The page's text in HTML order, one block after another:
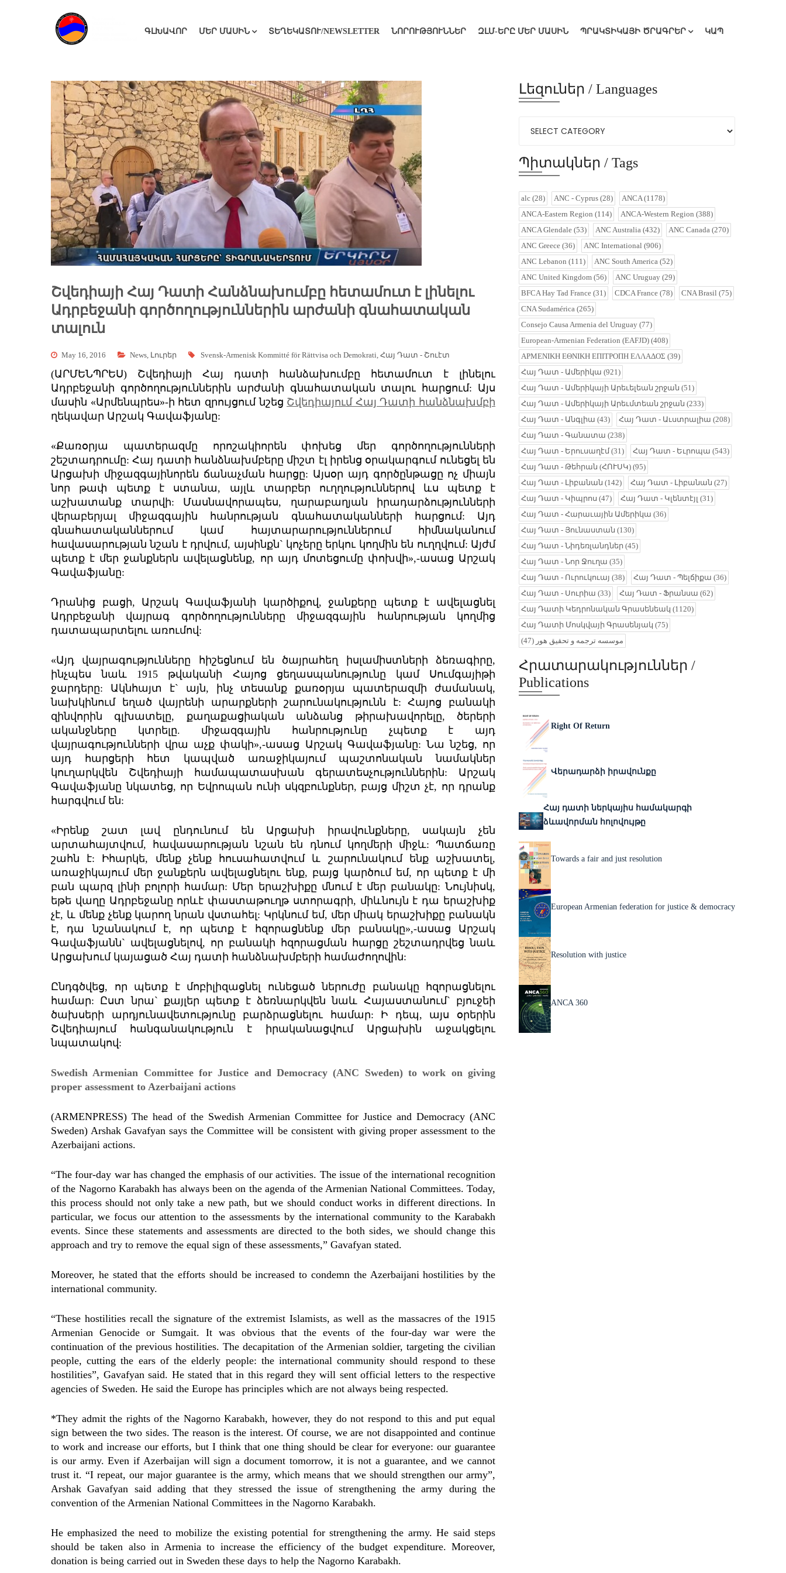
ԳԼԽԱՎՈՐ ՄԵՐ ՄԱՍԻՆ ՏԵՂԵԿԱՏՈՒ/NEWSLETTER ՆՈՐՈՒԹՅՈՒՆՆԵՐ ԶԼՄ-ԵՐԸ ՄԵՐ ՄԱՍԻՆ ՊՐԱԿՏԻԿԱՅԻ ԾՐԱԳՐԵՐ ԿԱՊ
Շվեդիայի Հայ Դատի Հանձնախումբը հետամուտ է լինելու
Ադրբեջանի գործողություններին արժանի գնահատական
տալուն
May 16, 2016 News Լուրեր Svensk-Armenisk Kommitté för Rättvisa och Demokrati Հայ Դատ - Շուէտ
(ԱՐՄԵՆՊՐԵՍ) Շվեդիայի Հայ դատի հանձախումբը հետամուտ է լինելու
Ադրբեջանի գործողություններին արժանի գնահատական տալու հարցում: Այս
մասին «Արմենպրես»-ի հետ զրույցում նշեց Շվեդիայում Հայ Դատի հանձնախմբի
ղեկավար Արշակ Գավաֆյանը:
«Քառօրյա պատերազմը որոշակիորեն փոխեց մեր գործողությունների
շեշտադրումը: Հայ դատի հանձնախմբերը միշտ էլ իրենց օրակարգում ունեցել են
Արցախի միջազգայինորեն ճանաչման հարցը: Այսօր այդ գործընթացը ոչ միայն
նոր թափ պետք է ստանա, այլև տարբեր ուղղություններով ևս պետք է
աշխատանք տարվի: Մասնավորապես, ղարաբաղյան իրադարձությունների
վերաբերյալ միջազգային հանրության գնահատականների հարցում: Այդ
գնահատականներում կամ հայտարարություններում հիմնականում
հավասարության նշան է դրվում, այսինքն` կոչերը երկու կողմին են ուղղվում: Այժմ
պետք է մեր ջանքներն ավելացնենք, որ այդ մոտեցումը փոխվի»,-ասաց Արշակ
Գավաֆյանը:
Դրանից բացի, Արշակ Գավաֆյանի կարծիքով, ջանքերը պետք է ավելացնել
Ադրբեջանի վայրագ գործողությունները միջազգային հանրության կողմից
դատապարտելու առումով:
«Այդ վայրագությունները հիշեցնում են ծայրահեղ իսլամիստների ձեռագիրը,
ինչպես նաև 1915 թվականի Հայոց ցեղասպանությունը կամ Սումգայիթի
ջարդերը: Ակնհայտ է` այն, ինչ տեսանք քառօրյա պատերազմի ժամանակ,
նախկինում եղած վայրենի արարքների շարունակությունն է: Հայոց բանակի
զինվորին գլխատելը, քաղաքացիական անձանց թիրախավորելը, ծերերի
ականջները կտրելը. միջազգային հանրությունը չպետք է այդ
վայրագությունների վրա աչք փակի»,-ասաց Արշակ Գավաֆյանը: Նա նշեց, որ
այդ հարցերի հետ կապված առաջիկայում պաշտոնական նամակներ
կուղարկվեն Շվեդիայի համապատասխան գերատեսչություններին: Արշակ
Գավաֆյանը նկատեց, որ Եվրոպան ունի սկզբունքներ, բայց միշտ չէ, որ դրանք
հարգվում են:
«Իրենք շատ լավ ընդունում են Արցախի իրավունքները, սակայն չեն
արտահայտվում, հավասարության նշան են դնում կողմերի միջև: Պատճառը
շահն է: Իհարկե, մենք չենք հուսահատվում և շարունակում ենք աշխատել,
առաջիկայում մեր ջանքերն ավելացնելու ենք, բայց կարծում եմ, որ պետք է մի
բան պարզ լինի բոլորի համար: Մեր երաշխիքը մնում է մեր բանակը: Նույնիսկ,
եթե վաղը Ադրբեջանը որևէ փաստաթուղթ ստորագրի, միևնույն է դա երաշխիք
չէ, և մենք չենք կարող նրան վստահել: Կրկնում եմ, մեր միակ երաշխիքը բանակն
է, դա նշանակում է, որ պետք է հզորացնենք մեր բանակը»,-ասաց Արշակ
Գավաֆյանն` ավելացնելով, որ բանակի հզորացման հարցը շեշտադրվեց նաև
Արցախում կայացած Հայ դատի հանձնախմբերի համաժողովին:
Ընդգծվեց, որ պետք է մոբիլիզացնել ունեցած ներուժը բանակը հզորացնելու
համար: Ըստ նրա` քայլեր պետք է ձեռնարկվեն նաև Հայաստանում` բյուջեի
ծախսերի արդյունավետությունը բարձրացնելու համար: Ի դեպ, այս օրերին
Շվեդիայում հանգանակություն է իրականացվում Արցախին աջակցելու
նպատակով:
Swedish Armenian Committee for Justice and Democracy (ANC Sweden) to work on giving
proper assessment to Azerbaijani actions
(ARMENPRESS) The head of the Swedish Armenian Committee for Justice and Democracy (ANC
Sweden) Arshak Gavafyan says the Committee will be consistent with giving proper assessment to the
Azerbaijani actions.
“The four-day war has changed the emphasis of our activities. The issue of the international recognition
of the Nagorno Karabakh has always been on the agenda of the Armenian National Committees. Today,
this process should not only take a new path, but we should conduct works in different directions. In
particular, we focus our attention to the assessments by the international community to the Karabakh
events. Since these statements and assessments are directed to the both sides, we should change this
approach and try to remove the equal sign of these assessments,” Gavafyan stated.
Moreover, he stated that the efforts should be increased to condemn the Azerbaijani hostilities by the
international community.
“These hostilities recall the signature of the extremist Islamists, as well as the massacres of the 1915
Armenian Genocide or Sumgait. It was obvious that the events of the four-day war were the
continuation of the previous hostilities. The decapitation of the Armenian soldier, targeting the civilian
people, cutting the ears of the elderly people: the international community should respond to these
hostilities”, Gavafyan said. He stated that in this regard they will sent official letters to the respective
agencies of Sweden. He said the Europe has principles which are not always being respected.
*They admit the rights of the Nagorno Karabakh, however, they do not respond to this and put equal
sign between the two sides. The reason is the interest. Of course, we are not disappointed and continue
to work and increase our efforts, but I think that one thing should be clear for everyone: our guarantee
is our army. Even if Azerbaijan will sign a document tomorrow, it is not a guarantee, and we cannot
trust it. “I repeat, our major guarantee is the army, which means that we should strengthen our army”,
Arshak Gavafyan said adding that they stressed the issue of strengthening the army during the
convention of the Armenian National Committees in the Nagorno Karabakh.
He emphasized the need to mobilize the existing potential for strengthening the army. He said steps
should be taken also in Armenia to increase the efficiency of the budget expenditure. Moreover,
donation is being carried out in Sweden these days to help the Nagorno Karabakh.
Լեզուներ / Languages
Պիտակներ / Tags
alc (28) ANC - Cyprus (28) ANCA(1178)
ANCA-Eastern Region (114) ANCA-Western Region (388)
ANCA Glendale (53) ANC Australia (432) ANC Canada (270)
ANC Greece (36) ANC International (906)
ANC Lebanon (111) ANC South America (52)
ANC United Kingdom (56) ANC Uruguay (29)
BFCA Hay Tad France (31) CDCA France (78) CNA Brasil (75)
CNA Sudamérica (265)
Consejo Causa Armenia del Uruguay (77)
European-Armenian Federation (EAFJD) (408)
ΑΡΜΕΝΙΚΗ ΕΘΝΙΚΗ ΕΠΙΤΡΟΠΗ ΕΛΛΑΔΟΣ (39)
Հայ Դատ - Ամերիկա (921)
Հայ Դատ - Ամերիկայի Արեւելեան շրջան (51)
Հայ Դատ - Ամերիկայի Արեւմտեան շրջան (233)
Հայ Դատ - Անգլիա (43) Հայ Դատ - Աւստրալիա (208)
Հայ Դատ - Գանատա (238)
Հայ Դատ - Երուսաղէմ(31) Հայ Դատ - Եւրոպա (543)
Հայ Դատ - Թեհրան (ՀՈՒՍԿ) (95)
Հայ Դատ - Լիբանան (142) Հայ Դատ - Լիբանան (27)
Հայ Դատ - Կիպրոս (47) Հայ Դատ - Կլենտէյլ (31)
Հայ Դատ - Հարաւային Ամերիկա (36)
Հայ Դատ - Յունաստան (130)
Հայ Դատ - Նիդեռլանդներ (45)
Հայ Դատ - Նոր Ջուղա (35)
Հայ Դատ - Ուրուկուայ (38) Հայ Դատ - Պելճիքա (36)
Հայ Դատ - Սուրիա (33) Հայ Դատ - Ֆրանսա (62)
Հայ Դատի Կեդրոնական Գրասենեակ (1120)
Հայ Դատի Մոսկվայի Գրասենյակ (75)
موسسه ترجمه و تحقیق هور (47)
Հրատարակություններ /
Publications
Right Of Return
Վերադարձի իրավունքը
Հայ դատի ներկայիս համակարգի
ձևավորման հոլովույթը
Towards a fair and just resolution
European Armenian federation for justice & democracy
Resolution with justice
ANCA 360